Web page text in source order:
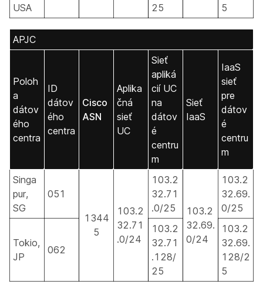
USA
25
5
APJC
Poloh
a
dátov
ého
centra
ID
dátov
ého
centra
Cisco
ASN
Aplika
čná
sieť
UC
Sieť
apliká
cií UC
na
dátov
é
centru
m
Sieť
IaaS
IaaS
sieť
pre
dátov
é
centru
m
Singa
pur,
SG
051
1344
5
103.2
32.71
.0/24
103.2
32.71
.0/25
103.2
32.69.
0/24
103.2
32.69.
0/25
Tokio,
JP
062
103.2
32.71
.128/
25
103.2
32.69.
128/2
5